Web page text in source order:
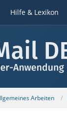
Hilfe & Lexikon
Arbeiten